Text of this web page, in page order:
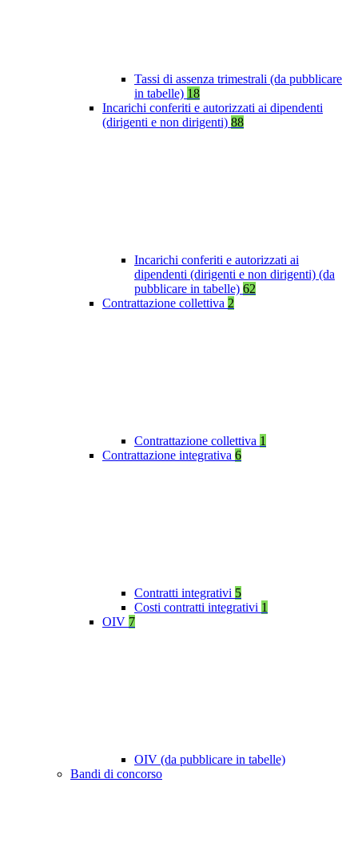
Tassi di assenza trimestrali (da pubblicare
in tabelle) 18
Incarichi conferiti e autorizzati ai dipendenti
(dirigenti e non dirigenti) 88
Incarichi conferiti e autorizzati ai
dipendenti (dirigenti e non dirigenti) (da
pubblicare in tabelle) 62
Contrattazione collettiva 2
Contrattazione collettiva 1
Contrattazione integrativa 6
Contratti integrativi 5
Costi contratti integrativi 1
OIV 7
OIV (da pubblicare in tabelle)
Bandi di concorso